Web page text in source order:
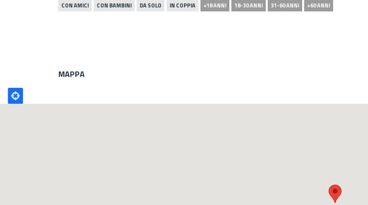
CON AMICI CON BAMBINI DA SOLO IN COPPIA <18 ANNI 18-30 ANNI 31-60 ANNI >60 ANNI
MAPPA
Poligono
GEO